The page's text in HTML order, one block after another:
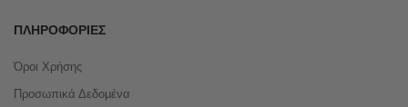
ΠΛΗΡΟΦΟΡΊΕΣ
Όροι Χρήσης
Προσωπικά Δεδομένα